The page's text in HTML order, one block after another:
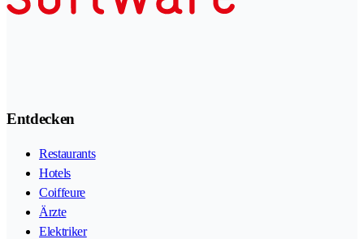
Entdecken
Restaurants
Hotels
Coiffeure
Ärzte
Elektriker